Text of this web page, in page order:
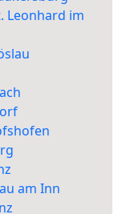
Leonhard im
am Inn